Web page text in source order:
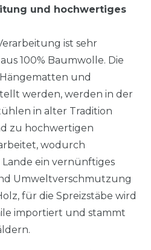
und hochwertiges
ist sehr
100% Baumwolle. Die
und
werden, werden in der
in alter Tradition
zu hochwertigen
wodurch
ein vernünftiges
Umweltverschmutzung
für die Spreizstäbe wird
importiert und stammt